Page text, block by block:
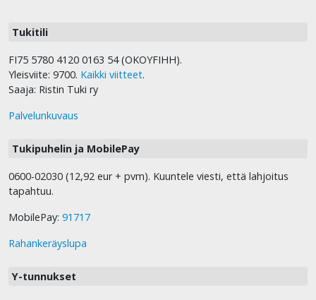
Tukitili
FI75 5780 4120 0163 54 (OKOYFIHH).
Yleisviite: 9700. Kaikki viitteet.
Saaja: Ristin Tuki ry
Palvelunkuvaus
Tukipuhelin ja MobilePay
0600-02030 (12,92 eur + pvm). Kuuntele viesti, että lahjoitus
tapahtuu.
MobilePay: 91717
Rahankeräyslupa
Y-tunnukset